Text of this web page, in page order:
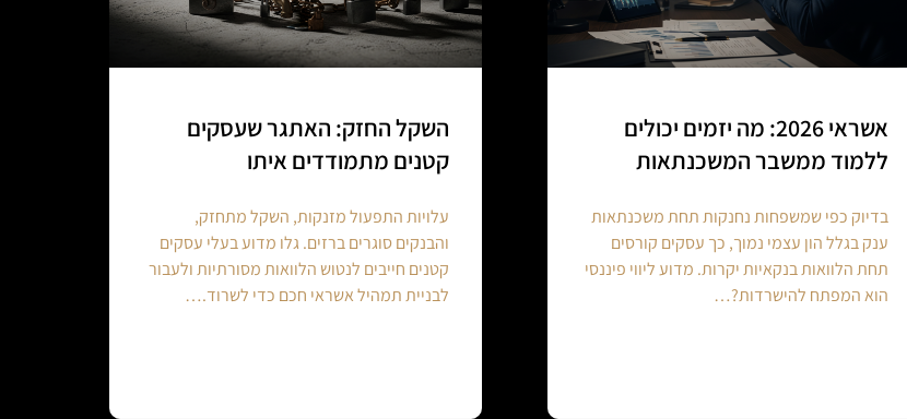
אשראי 2026: מה יזמים יכולים
ללמוד ממשבר המשכנתאות
בדיוק כפי שמשפחות נחנקות תחת משכנתאות
ענק בגלל הון עצמי נמוך, כך עסקים קורסים
תחת הלוואות בנקאיות יקרות. מדוע ליווי פיננסי
הוא המפתח להישרדות?…
השקל החזק: האתגר שעסקים
קטנים מתמודדים איתו
עלויות התפעול מזנקות, השקל מתחזק,
והבנקים סוגרים ברזים. גלו מדוע בעלי עסקים
קטנים חייבים לנטוש הלוואות מסורתיות ולעבור
לבניית תמהיל אשראי חכם כדי לשרוד.…